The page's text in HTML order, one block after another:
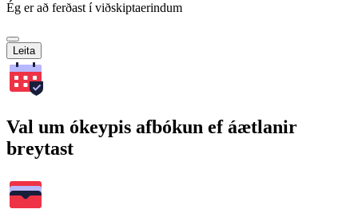
Ég er að ferðast í viðskiptaerindum
Leita
Val um ókeypis afbókun ef áætlanir
breytast